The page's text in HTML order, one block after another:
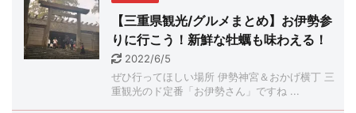
【三重県観光/グルメまとめ】お伊勢参
りに行こう！新鮮な牡蠣も味わえる！
2022/6/5
ぜひ行ってほしい場所 伊勢神宮＆おかげ横丁 三
重観光のド定番「お伊勢さん」ですね ...